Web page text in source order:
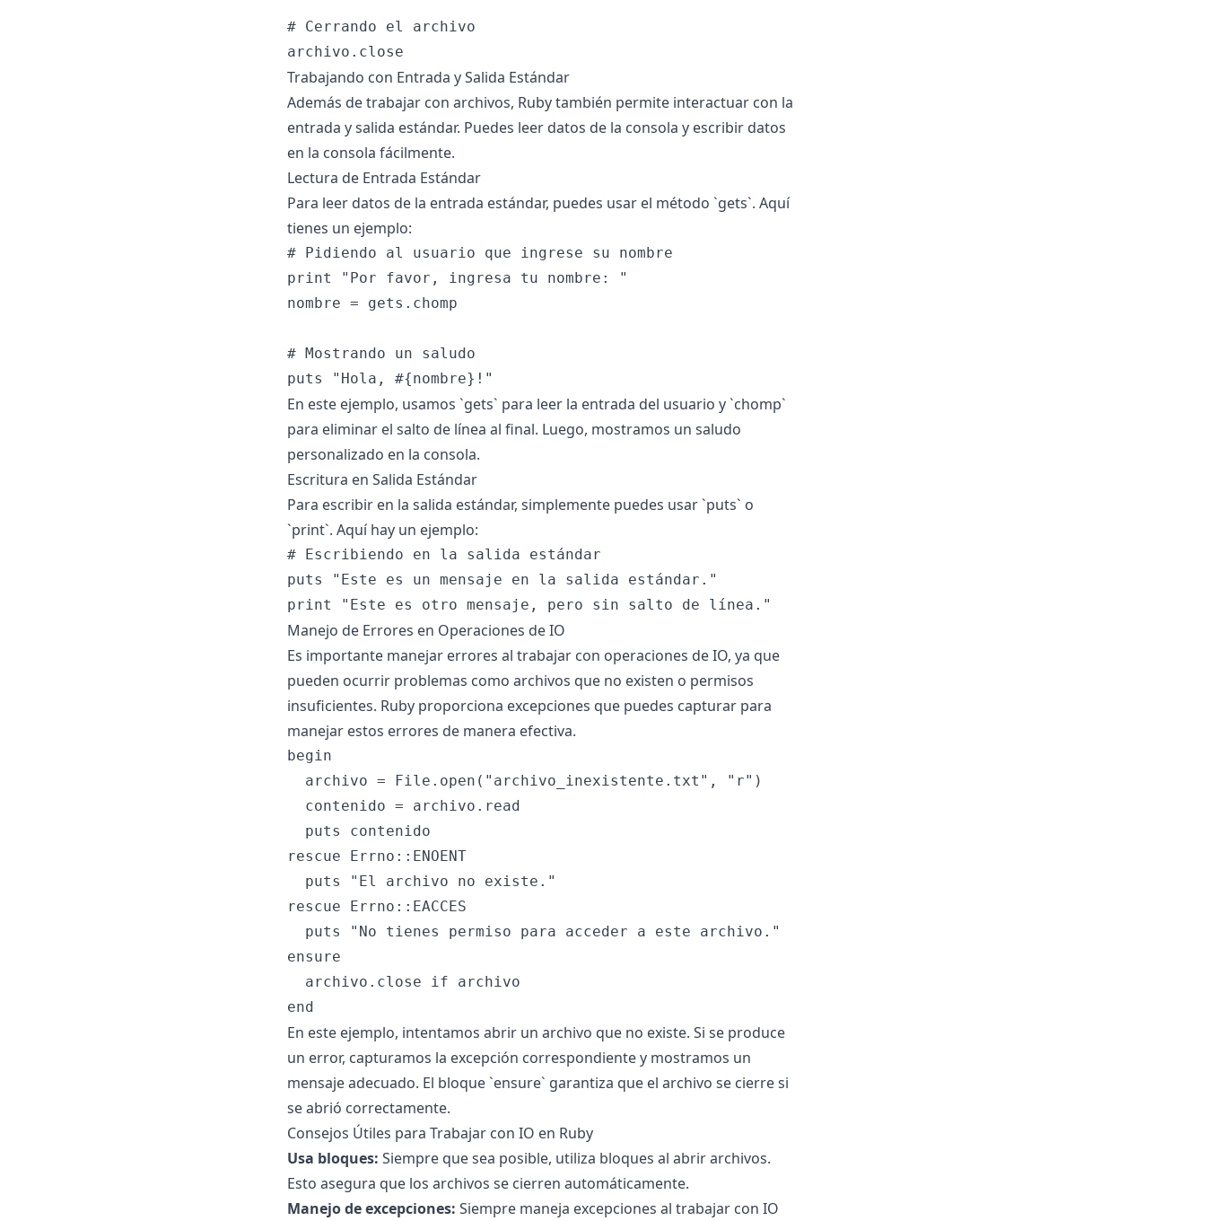
# Cerrando el archivo
Trabajando con Entrada y Salida Estándar
Además de trabajar con archivos, Ruby también permite interactuar con la
entrada y salida estándar. Puedes leer datos de la consola y escribir datos
en la consola fácilmente.
Lectura de Entrada Estándar
Para leer datos de la entrada estándar, puedes usar el método `gets`. Aquí
tienes un ejemplo:
# Pidiendo al usuario que ingrese su nombre
print "Por favor, ingresa tu nombre: "
nombre = gets.chomp
# Mostrando un saludo
En este ejemplo, usamos `gets` para leer la entrada del usuario y `chomp`
para eliminar el salto de línea al final. Luego, mostramos un saludo
personalizado en la consola.
Escritura en Salida Estándar
Para escribir en la salida estándar, simplemente puedes usar `puts` o
`print`. Aquí hay un ejemplo:
# Escribiendo en la salida estándar
puts "Este es un mensaje en la salida estándar."
Manejo de Errores en Operaciones de IO
Es importante manejar errores al trabajar con operaciones de IO, ya que
pueden ocurrir problemas como archivos que no existen o permisos
insuficientes. Ruby proporciona excepciones que puedes capturar para
manejar estos errores de manera efectiva.
begin
  archivo = File.open("archivo_inexistente.txt", "r")
  contenido = archivo.read
  puts contenido
rescue Errno::ENOENT
  puts "El archivo no existe."
rescue Errno::EACCES
  puts "No tienes permiso para acceder a este archivo."
ensure
  archivo.close if archivo
En este ejemplo, intentamos abrir un archivo que no existe. Si se produce
un error, capturamos la excepción correspondiente y mostramos un
mensaje adecuado. El bloque `ensure` garantiza que el archivo se cierre si
se abrió correctamente.
Consejos Útiles para Trabajar con IO en Ruby
Usa bloques: Siempre que sea posible, utiliza bloques al abrir archivos.
Esto asegura que los archivos se cierren automáticamente.
Manejo de excepciones: Siempre maneja excepciones al trabajar con IO